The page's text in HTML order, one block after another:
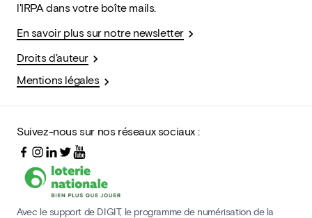
l'IRPA dans votre boîte mails.
En savoir plus sur notre newsletter
Droits d'auteur
Mentions légales
Suivez-nous sur nos réseaux sociaux :
Avec le support de DIGIT, le programme de numérisation de la